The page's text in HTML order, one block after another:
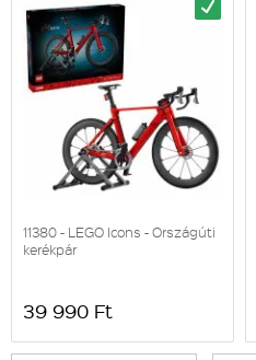
11380 - LEGO Icons - Országúti
kerékpár
39 990 Ft